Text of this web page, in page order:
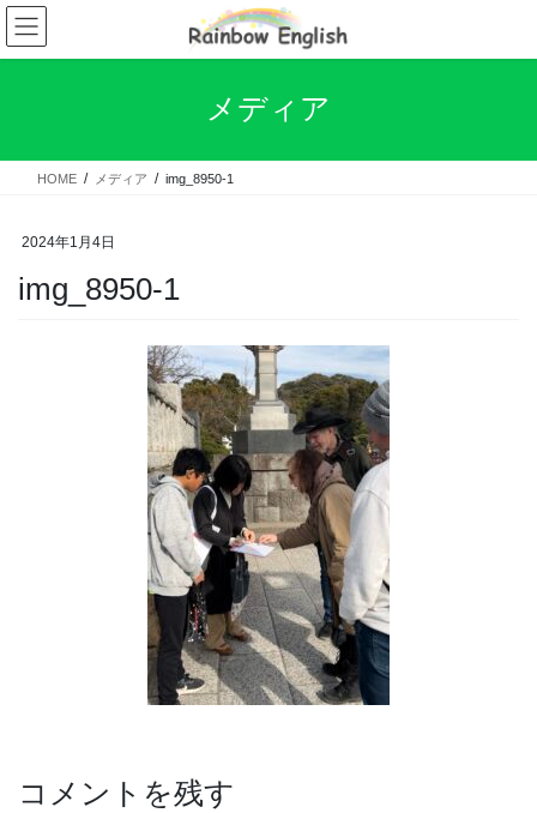
コ
ン
テ
ス
ナ
ビ
ゲ
ン
メディア
HOME メディア img_8950-1
2024年1月4日
img_8950-1
コメントを残す